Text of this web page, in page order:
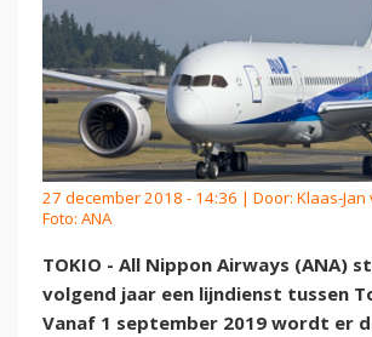
27 december 2018 - 14:36 | Door: Klaas-
Foto: ANA
TOKIO - All Nippon Airways (ANA)
volgend jaar een lijndienst tussen
Vanaf 1 september 2019 wordt er